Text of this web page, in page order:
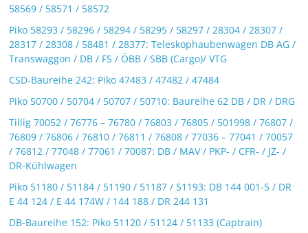
58569 / 58571 / 58572
Piko 58293 / 58296 / 58294 / 58295 / 58297 / 28304 / 28307 /
28317 / 28308 / 58481 / 28377: Teleskophaubenwagen DB AG /
Transwaggon / DB / FS / ÖBB / SBB (Cargo)/ VTG
CSD-Baureihe 242: Piko 47483 / 47482 / 47484
Piko 50700 / 50704 / 50707 / 50710: Baureihe 62 DB / DR / DRG
Tillig 70052 / 76776 – 76780 / 76803 / 76805 / 501998 / 76807 /
76809 / 76806 / 76810 / 76811 / 76808 / 77036 – 77041 / 70057
/ 76812 / 77048 / 77061 / 70087: DB / MAV / PKP- / CFR- / JZ- /
DR-Kühlwagen
Piko 51180 / 51184 / 51190 / 51187 / 51193: DB 144 001-5 / DR
E 44 124 / E 44 174W / 144 188 / DR 244 131
DB-Baureihe 152: Piko 51120 / 51124 / 51133 (Captrain)